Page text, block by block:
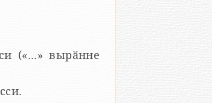
(«...» вырӑнне